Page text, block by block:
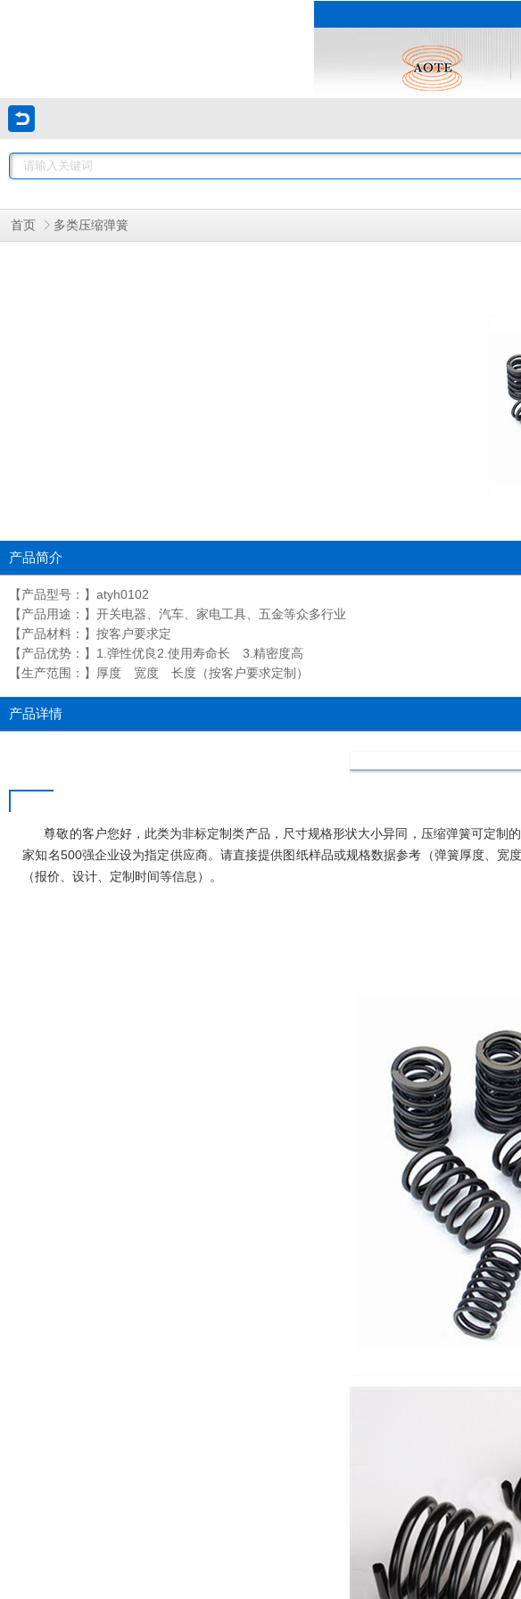
首页 多类压缩弹簧
产品简介
【产品型号：】atyh0102
【产品用途：】开关电器、汽车、家电工具、五金等众多行业
【产品材料：】按客户要求定
【产品优势：】1.弹性优良2.使用寿命长 3.精密度高
【生产范围：】厚度 宽度 长度（按客户要求定制）
产品详情
尊敬的客户您好，此类为非标定制类产品，尺寸规格形状大小异同，压缩弹簧可定
家知名500强企业设为指定供应商。请直接提供图纸样品或规格数据参考（弹簧厚度、
（报价、设计、定制时间等信息）。